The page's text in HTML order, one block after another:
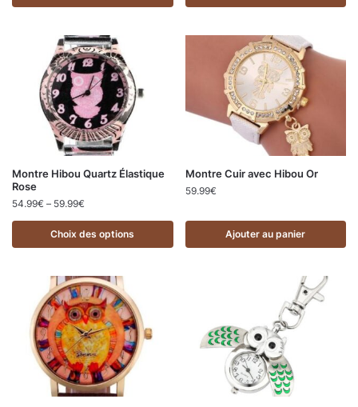
Montre Hibou Quartz Élastique
Rose
54.99€ – 59.99€
Choix des options
Montre Cuir avec Hibou Or
59.99€
Ajouter au panier